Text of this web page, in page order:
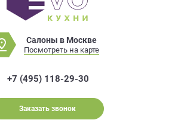
Салоны в Москве
Посмотреть на карте
+7 (495) 118-29-30
Заказать звонок